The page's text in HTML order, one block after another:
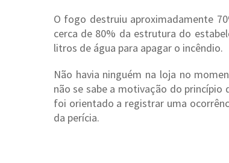
O fogo destruiu aproximadamente
cerca de 80% da estrutura do
litros de água para apagar o incêndio.
Não havia ninguém na loja no
não se sabe a motivação do
foi orientado a registrar uma
da perícia.